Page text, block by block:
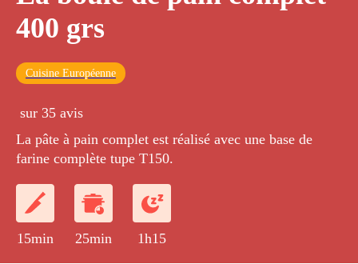
400 grs
Cuisine Européenne
sur 35 avis
La pâte à pain complet est réalisé avec une base de
farine complète tupe T150.
15min 25min 1h15